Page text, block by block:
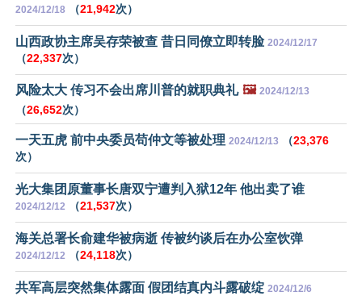
2024/12/18 （21,942次）
山西政协主席吴存荣被查 昔日同僚立即转脸 2024/12/17
（22,337次）
风险太大 传习不会出席川普的就职典礼 🖼️ 2024/12/13
（26,652次）
一天五虎 前中央委员苟仲文等被处理 2024/12/13 （23,376
次）
光大集团原董事长唐双宁遭判入狱12年 他出卖了谁
2024/12/12 （21,537次）
海关总署长俞建华被病逝 传被约谈后在办公室饮弹
2024/12/12 （24,118次）
共军高层突然集体露面 假团结真内斗露破绽 2024/12/6